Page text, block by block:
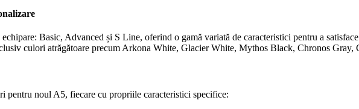
Basic, Advanced și S Line, oferind o gamă variată de caracteristici pentru a
culori atrăgătoare precum Arkona White, Glacier White, Mythos Black, Chronos Gray,
pentru noul A5, fiecare cu propriile caracteristici specifice: